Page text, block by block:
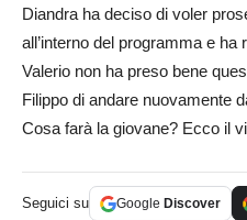
Diandra ha deciso di voler
all’interno del programma e ha
Valerio non ha preso bene
Filippo di andare nuovamente
Cosa farà la giovane? Ecco il
Seguici su Google Discover